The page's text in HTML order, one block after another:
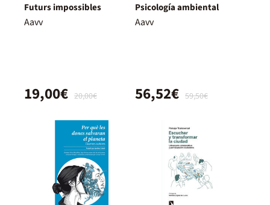
Futurs impossibles
Aavv
20,00€
19,00€
Psicología ambiental
Aavv
59,50€
56,52€